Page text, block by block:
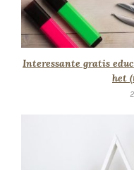
Interessante gratis
het